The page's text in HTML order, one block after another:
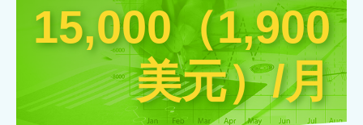
15,000（1,900
美元）/月